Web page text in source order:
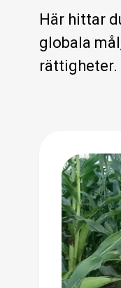
Här hittar
globala
rättigheter.